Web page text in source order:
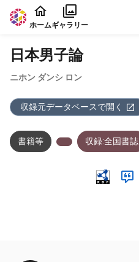
本文に飛ぶ
ホームギャラリー
日本男子論
ニホン ダンシ ロン
収録元データベースで開く
書籍等 収録:全国書誌